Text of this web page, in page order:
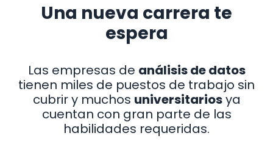
Una nueva carrera te
espera
Las empresas de análisis de datos
tienen miles de puestos de trabajo sin
cubrir y muchos universitariosya
cuentan con gran parte de las
habilidades requeridas.